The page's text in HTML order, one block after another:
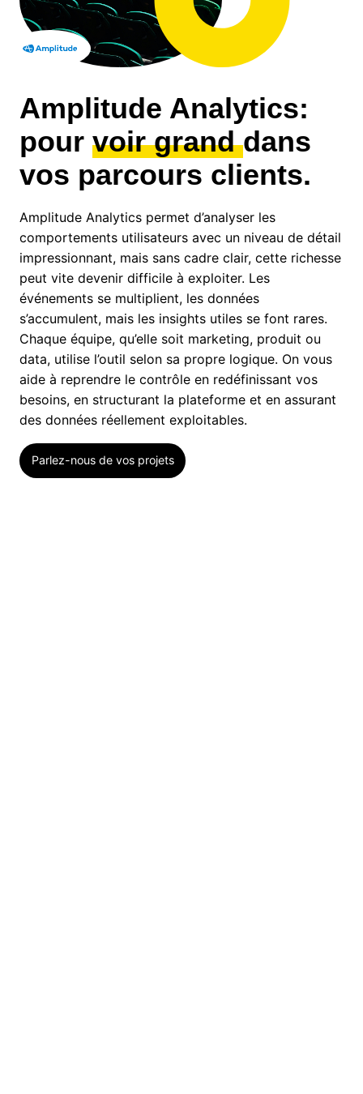
Amplitude Analytics:
pour voir granddans
vos parcours clients.
Amplitude Analytics permet d’analyser les
comportements utilisateurs avec un niveau de détail
impressionnant, mais sans cadre clair, cette richesse
peut vite devenir difficile à exploiter. Les
événements se multiplient, les données
s’accumulent, mais les insights utiles se font rares.
Chaque équipe, qu’elle soit marketing, produit ou
data, utilise l’outil selon sa propre logique. On vous
aide à reprendre le contrôle en redéfinissant vos
besoins, en structurant la plateforme et en assurant
des données réellement exploitables.
Parlez-nous de vos projets